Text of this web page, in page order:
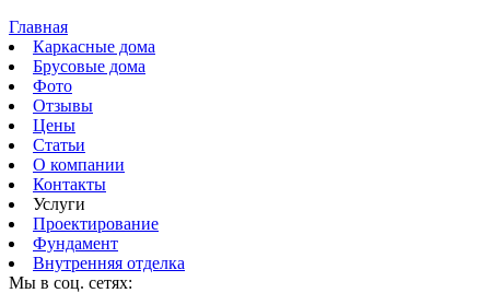
Главная
Каркасные дома
Брусовые дома
Фото
Отзывы
Цены
Статьи
О компании
Контакты
Услуги
Проектирование
Фундамент
Внутренняя отделка
Мы в соц. сетях: